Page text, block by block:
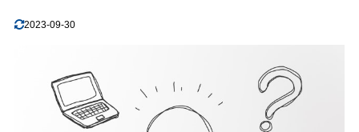
2023-09-30